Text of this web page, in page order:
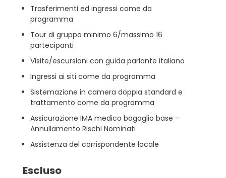
Trasferimenti ed ingressi come da
programma
Tour di gruppo minimo 6/massimo 16
partecipanti
Visite/escursioni con guida parlante italiano
Ingressi ai siti come da programma
Sistemazione in camera doppia standard e
trattamento come da programma
Assicurazione IMA medico bagaglio base –
Annullamento Rischi Nominati
Assistenza del corrispondente locale
Escluso